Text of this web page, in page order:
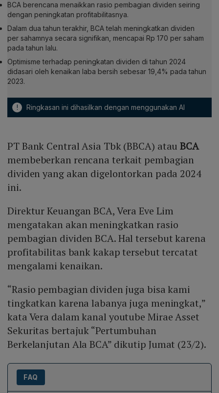
BCA berencana menaikkan rasio pembagian dividen seiring
dengan peningkatan profitabilitasnya.
Dalam dua tahun terakhir, BCA telah meningkatkan dividen
per sahamnya secara signifikan, mencapai Rp 170 per saham
pada tahun lalu.
Optimisme terhadap peningkatan dividen di tahun 2024
didasari oleh kenaikan laba bersih sebesar 19,4% pada tahun
2023.
! Ringkasan ini dihasilkan dengan menggunakan AI
PT Bank Central Asia Tbk (BBCA) atauBCA
membeberkan rencana terkait pembagian
dividen yang akan digelontorkan pada 2024
ini.
Direktur Keuangan BCA, Vera Eve Lim
mengatakan akan meningkatkan rasio
pembagian dividen BCA. Hal tersebut karena
profitabilitas bank kakap tersebut tercatat
mengalami kenaikan.
“Rasio pembagian dividen juga bisa kami
tingkatkan karena labanya juga meningkat,”
kata Vera dalam kanal youtube Mirae Asset
Sekuritas bertajuk “Pertumbuhan
Berkelanjutan Ala BCA” dikutip Jumat (23/2).
FAQ